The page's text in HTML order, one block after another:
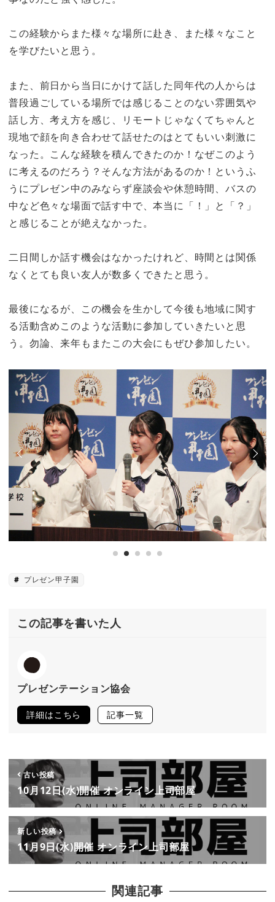
この経験からまた様々な場所に赴き、また様々なこと
を学びたいと思う。
また、前日から当日にかけて話した同年代の人からは
普段過ごしている場所では感じることのない雰囲気や
話し方、考え方を感じ、リモートじゃなくてちゃんと
現地で顔を向き合わせて話せたのはとてもいい刺激に
なった。こんな経験を積んできたのか！なぜこのよう
に考えるのだろう？そんな方法があるのか！というふ
うにプレゼン中のみならず座談会や休憩時間、バスの
中など色々な場面で話す中で、本当に「！」と「？」
と感じることが絶えなかった。
二日間しか話す機会はなかったけれど、時間とは関係
なくとても良い友人が数多くできたと思う。
最後になるが、この機会を生かして今後も地域に関す
る活動含めこのような活動に参加していきたいと思
う。勿論、来年もまたこの大会にもぜひ参加したい。
プレゼン甲子園
この記事を書いた人
プレゼンテーション協会
詳細はこちら 記事一覧
古い投稿
10月12日(水)開催 オンライン上司部屋
新しい投稿
11月9日(水)開催 オンライン上司部屋
関連記事